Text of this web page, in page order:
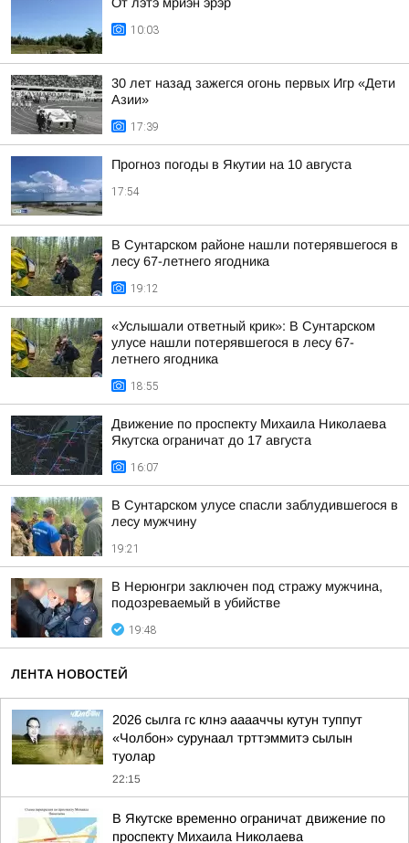
10:03
30 лет назад зажегся огонь первых Игр «Дети
Азии»
17:39
Прогноз погоды в Якутии на 10 августа
17:54
В Сунтарском районе нашли потерявшегося в
лесу 67-летнего ягодника
19:12
«Услышали ответный крик»: В Сунтарском
улусе нашли потерявшегося в лесу 67-
летнего ягодника
18:55
Движение по проспекту Михаила Николаева
Якутска ограничат до 17 августа
16:07
В Сунтарском улусе спасли заблудившегося в
лесу мужчину
19:21
В Нерюнгри заключен под стражу мужчина,
подозреваемый в убийстве
19:48
ЛЕНТА НОВОСТЕЙ
2026 сылга гс клнэ ааааччы кутун туппут
«Чолбон» сурунаал трттэммитэ сылын
туолар
22:15
В Якутске временно ограничат движение по
проспекту Михаила Николаева